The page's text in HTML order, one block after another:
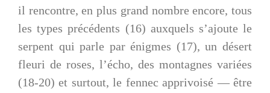
il rencontre, en plus grand nombre encore, tous
les types précédents (16) auxquels s’ajoute le
serpent qui parle par énigmes (17), un désert
fleuri de roses, l’écho, des montagnes variées
(18-20) et surtout, le fennec apprivoisé — être